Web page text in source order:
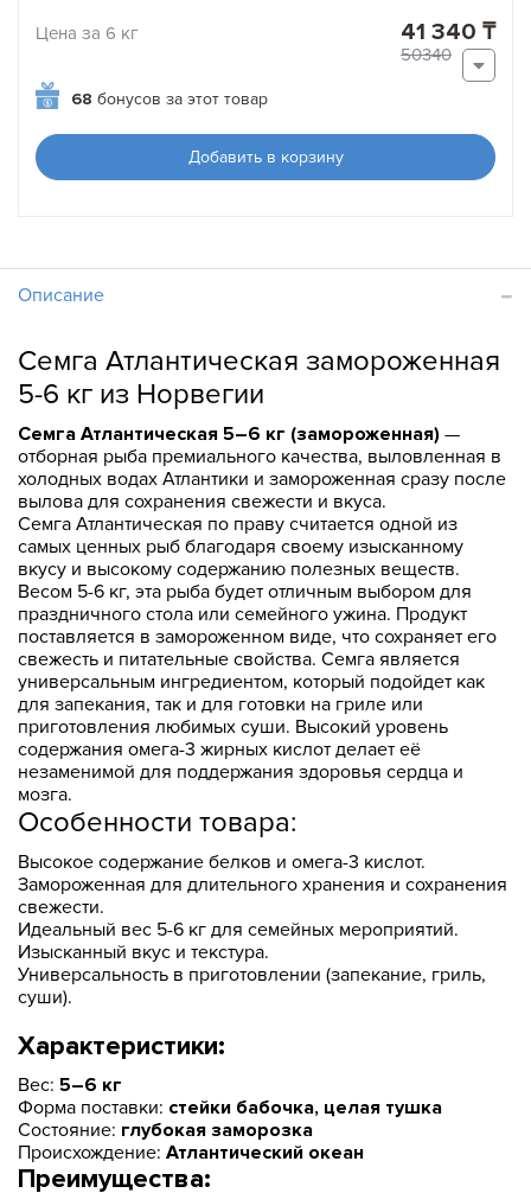
Цена за 6 кг 41 340 ₸
50340
68 бонусов за этот товар
Добавить в корзину
Описание
Семга Атлантическая замороженная
5-6 кг из Норвегии
Семга Атлантическая 5–6 кг (замороженная) —
отборная рыба премиального качества, выловленная в
холодных водах Атлантики и замороженная сразу после
вылова для сохранения свежести и вкуса.
Семга Атлантическая по праву считается одной из
самых ценных рыб благодаря своему изысканному
вкусу и высокому содержанию полезных веществ.
Весом 5-6 кг, эта рыба будет отличным выбором для
праздничного стола или семейного ужина. Продукт
поставляется в замороженном виде, что сохраняет его
свежесть и питательные свойства. Семга является
универсальным ингредиентом, который подойдет как
для запекания, так и для готовки на гриле или
приготовления любимых суши. Высокий уровень
содержания омега-3 жирных кислот делает её
незаменимой для поддержания здоровья сердца и
мозга.
Особенности товара:
Высокое содержание белков и омега-3 кислот.
Замороженная для длительного хранения и сохранения
свежести.
Идеальный вес 5-6 кг для семейных мероприятий.
Изысканный вкус и текстура.
Универсальность в приготовлении (запекание, гриль,
суши).
Характеристики:
Вес: 5–6 кг
Форма поставки: стейки бабочка, целая тушка
Состояние: глубокая заморозка
Происхождение: Атлантический океан
Преимущества: